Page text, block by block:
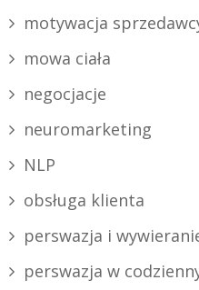
motywacja
mowa ciała
negocjacje
neuromarketing
NLP
obsługa klienta
perswazja i
perswazja w